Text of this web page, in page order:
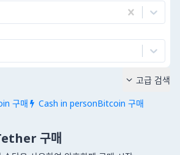
구매  Cash in personBitcoin 구매
 고급 검색
구매